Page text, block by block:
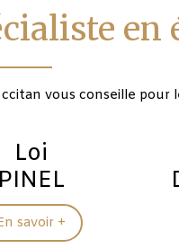
vous conseille pour
Loi
PINEL
savoir +